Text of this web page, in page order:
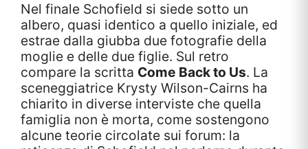
Nel finale Schofield si siede sotto un
albero, quasi identico a quello iniziale, ed
estrae dalla giubba due fotografie della
moglie e delle due figlie. Sul retro
compare la scritta Come Back to Us. La
sceneggiatrice Krysty Wilson-Cairns ha
chiarito in diverse interviste che quella
famiglia non è morta, come sostengono
alcune teorie circolate sui forum: la